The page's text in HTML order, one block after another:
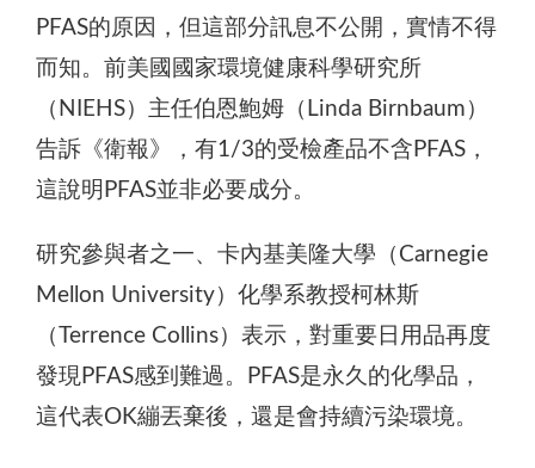
PFAS的原因，但這部分訊息不公開，實情不得
而知。前美國國家環境健康科學研究所
（NIEHS）主任伯恩鮑姆（Linda Birnbaum）
告訴《衛報》，有1/3的受檢產品不含PFAS，
這說明PFAS並非必要成分。
研究參與者之一、卡內基美隆大學（Carnegie
Mellon University）化學系教授柯林斯
（Terrence Collins）表示，對重要日用品再度
發現PFAS感到難過。PFAS是永久的化學品，
這代表OK繃丟棄後，還是會持續污染環境。